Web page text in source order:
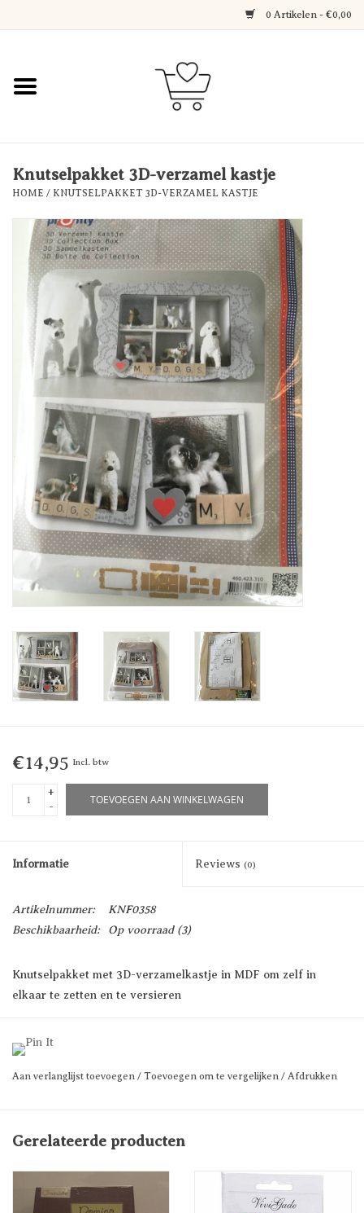
0 Artikelen - €0,00
Home
Decoratie
Over Axelle & Din Hobby
Corner
Knutselpakket 3D-verzamel kastje
HOME / KNUTSELPAKKET 3D-VERZAMEL KASTJE
€14,95 Incl. btw
+
-
TOEVOEGEN AAN WINKELWAGEN
Informatie Reviews (0)
Artikelnummer:
KNF0358
Beschikbaarheid:
Op voorraad(3)
Knutselpakket met 3D-verzamelkastje in MDF om zelf in
elkaar te zetten en te versieren
Prijs per stuk
Aan verlanglijst toevoegen / Toevoegen om te vergelijken / Afdrukken
Gerelateerde producten